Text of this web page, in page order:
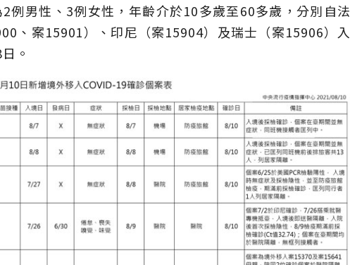
例男性、3例女性，年齡介於10多歲至60多歲，分別自法
、案15901）、印尼（案15904）及瑞士（案15906）入
。